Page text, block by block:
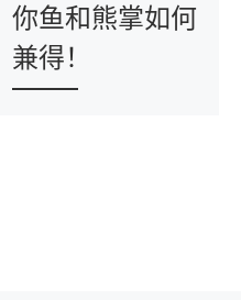
你鱼和熊掌如何
兼得！